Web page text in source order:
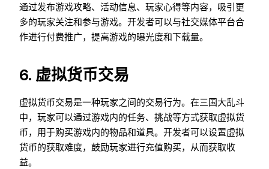
通过发布游戏攻略、活动信息、玩家心得等内容，吸引更
多的玩家关注和参与游戏。开发者可以与社交媒体平台合
作进行付费推广，提高游戏的曝光度和下载量。
6. 虚拟货币交易
虚拟货币交易是一种玩家之间的交易行为。在三国大乱斗
中，玩家可以通过游戏内的任务、挑战等方式获取虚拟货
币，用于购买游戏内的物品和道具。开发者可以设置虚拟
货币的获取难度，鼓励玩家进行充值购买，从而获取收
益。